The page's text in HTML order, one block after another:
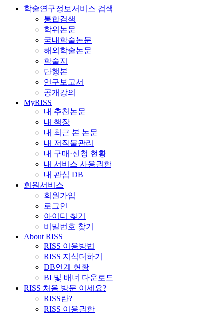
학술연구정보서비스 검색
통합검색
학위논문
국내학술논문
해외학술논문
학술지
단행본
연구보고서
공개강의
MyRISS
내 추천논문
내 책장
내 최근 본 논문
내 저작물관리
내 구매·신청 현황
내 서비스 사용권한
내 관심 DB
회원서비스
회원가입
로그인
아이디 찾기
비밀번호 찾기
About RISS
RISS 이용방법
RISS 지식더하기
DB연계 현황
BI 및 배너 다운로드
RISS 처음 방문 이세요?
RISS란?
RISS 이용권한